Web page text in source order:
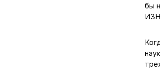
бы